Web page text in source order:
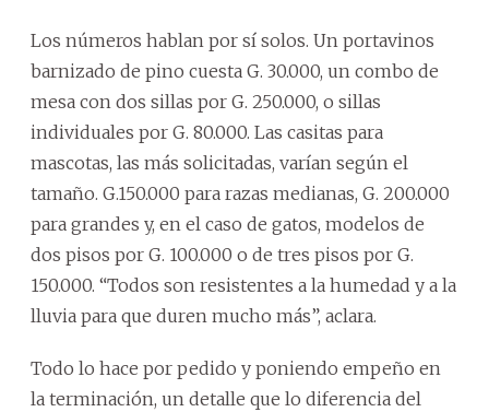
Los números hablan por sí solos. Un portavinos
barnizado de pino cuesta G. 30.000, un combo de
mesa con dos sillas por G. 250.000, o sillas
individuales por G. 80.000. Las casitas para
mascotas, las más solicitadas, varían según el
tamaño. G.150.000 para razas medianas, G. 200.000
para grandes y, en el caso de gatos, modelos de
dos pisos por G. 100.000 o de tres pisos por G.
150.000. “Todos son resistentes a la humedad y a la
lluvia para que duren mucho más”, aclara.
Todo lo hace por pedido y poniendo empeño en
la terminación, un detalle que lo diferencia del